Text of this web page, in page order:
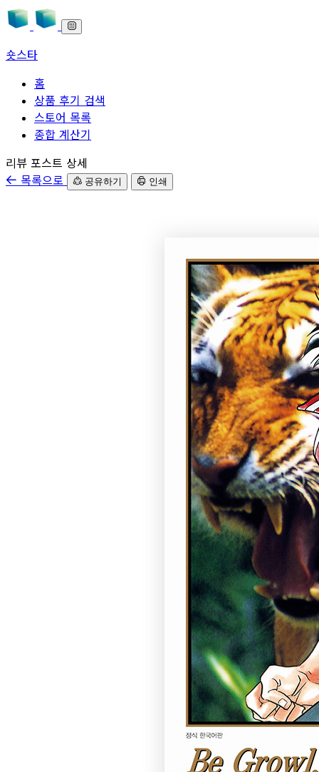
숏스타
홈
상품 후기 검색
스토어 목록
종합 계산기
본문으로 바로가기
리뷰 포스트 상세
목록으로
공유하기 인쇄